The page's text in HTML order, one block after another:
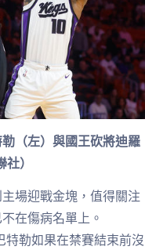
（左）與國王砍將迪羅
）
場迎戰金塊，值得關注
在傷病名單上。
特勒如果在禁賽結束前沒